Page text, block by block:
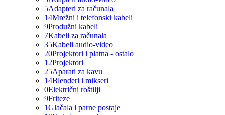
5Adapteri za računala
14Mrežni i telefonski kabeli
9Produžni kabeli
7Kabeli za računala
35Kabeli audio-video
20Projektori i platna - ostalo
12Projektori
25Aparati za kavu
14Blenderi i mikseri
0Električni roštilji
9Friteze
1Glačala i parne postaje